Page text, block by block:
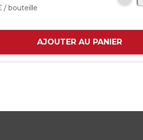
/ bouteille
AJOUTER AU PANIER